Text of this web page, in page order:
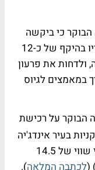
כי ביקשה
מבנק לאומי להשתמש בפקדונות שבידיו בהיקף של כ-12
ולדחות את פרעון
במאמצים לגיוס
הבוקר על רכישת
בעיר אינדג'יה
שבסרביה תמורת כ-40 מיליון שקל, לפי שווי של 14.5
לכתבה המלאה).